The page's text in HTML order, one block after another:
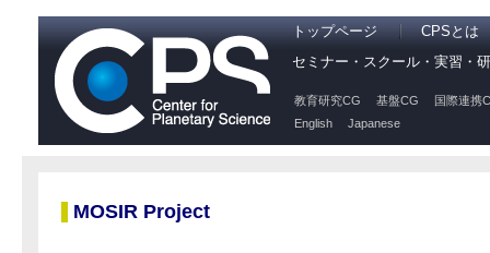
トップページ
CPSとは
セミナー・スクール・実習・
教育研究CG 基盤CG
国際連携
English
Japanese
MOSIR Project